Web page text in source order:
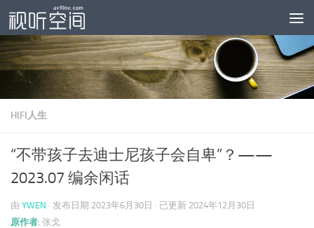
跳至内容
HIFI人生
“不带孩子去迪士尼孩子会自卑”？——
2023.07 编余闲话
由 YWEN · 发布日期 2023年6月30日 · 已更新 2024年12月30日
原作者: 张戈